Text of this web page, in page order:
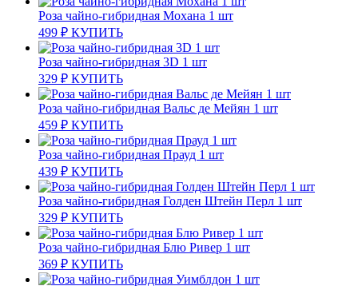
Роза чайно-гибридная Мохана 1 шт
499 ₽ КУПИТЬ
Роза чайно-гибридная 3D 1 шт
329 ₽ КУПИТЬ
Роза чайно-гибридная Вальс де Мейян 1 шт
459 ₽ КУПИТЬ
Роза чайно-гибридная Прауд 1 шт
439 ₽ КУПИТЬ
Роза чайно-гибридная Голден Штейн Перл 1 шт
329 ₽ КУПИТЬ
Роза чайно-гибридная Блю Ривер 1 шт
369 ₽ КУПИТЬ